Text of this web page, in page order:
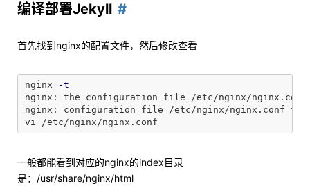
编译部署Jekyll
首先找到nginx的配置文件，然后修改查看
nginx
-t
nginx: the configuration file /etc/nginx/nginx.conf
nginx: configuration file /etc/nginx/nginx.conf
一般都能看到对应的nginx的index目录
是：/usr/share/nginx/html